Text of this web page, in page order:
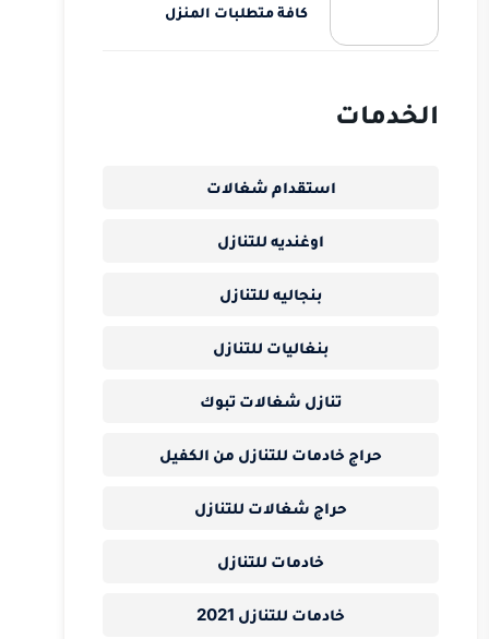
كافة متطلبات المنزل
الخدمات
استقدام شغالات
اوغنديه للتنازل
بنجاليه للتنازل
بنغاليات للتنازل
تنازل شغالات تبوك
حراج خادمات للتنازل من الكفيل
حراج شغالات للتنازل
خادمات للتنازل
خادمات للتنازل 2021